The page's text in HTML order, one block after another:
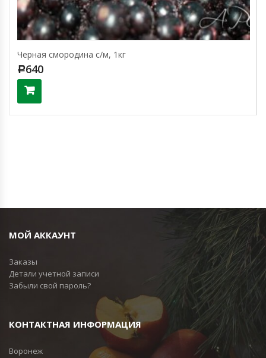
Черная смородина с/м, 1кг
Р640
МОЙ АККАУНТ
Заказы
Детали учетной записи
Забыли свой пароль?
КОНТАКТНАЯ ИНФОРМАЦИЯ
Воронеж